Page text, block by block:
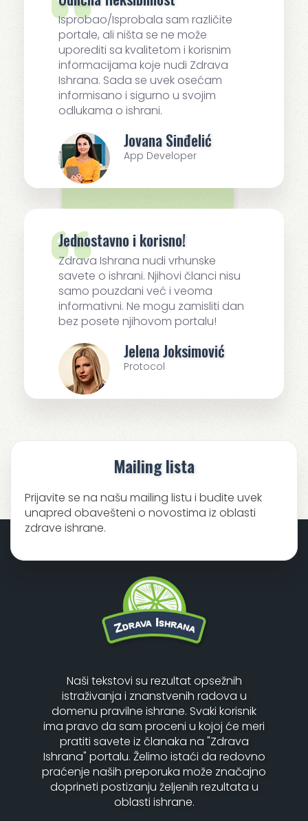
Isprobao/Isprobala sam različite
portale, ali ništa se ne može
uporediti sa kvalitetom i korisnim
informacijama koje nudi Zdrava
Ishrana. Sada se uvek osećam
informisano i sigurno u svojim
odlukama o ishrani.
Jovana Sinđelić
App Developer
Jednostavno i korisno!
Zdrava Ishrana nudi vrhunske
savete o ishrani. Njihovi članci nisu
samo pouzdani već i veoma
informativni. Ne mogu zamisliti dan
bez posete njihovom portalu!
Jelena Joksimović
Protocol
Mailing lista
Prijavite se na našu mailing listu i budite uvek
unapred obavešteni o novostima iz oblasti
zdrave ishrane.
Naši tekstovi su rezultat opsežnih
istraživanja i znanstvenih radova u
domenu pravilne ishrane. Svaki korisnik
ima pravo da sam proceni u kojoj će meri
pratiti savete iz članaka na "Zdrava
Ishrana" portalu. Želimo istaći da redovno
praćenje naših preporuka može značajno
doprineti postizanju željenih rezultata u
oblasti ishrane.